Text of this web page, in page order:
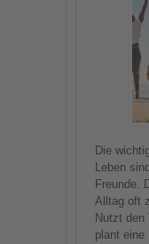
Die
Leben
Freunde.
Alltag oft
Nutzt den
plant eine